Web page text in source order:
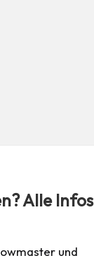
Alle Infos
und